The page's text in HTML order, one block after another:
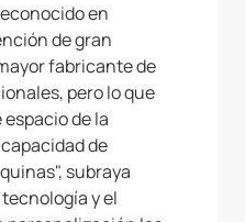
en
de gran
fabricante de
pero lo que
de la
de
subraya
y el